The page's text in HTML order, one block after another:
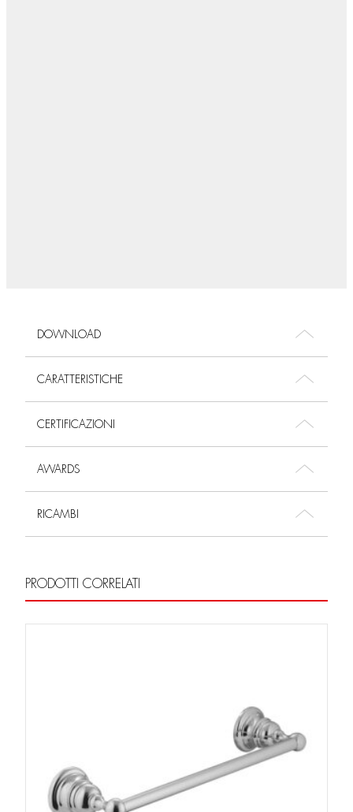
DOWNLOAD
CARATTERISTICHE
CERTIFICAZIONI
AWARDS
RICAMBI
PRODOTTI CORRELATI